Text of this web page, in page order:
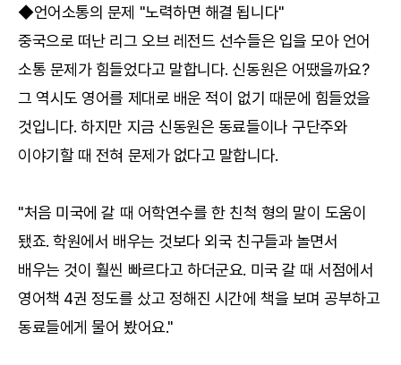
◆언어소통의 문제 "노력하면 해결 됩니다"
중국으로 떠난 리그 오브 레전드 선수들은 입을 모아 언어
소통 문제가 힘들었다고 말합니다. 신동원은 어땠을까요?
그 역시도 영어를 제대로 배운 적이 없기 때문에 힘들었을
것입니다. 하지만 지금 신동원은 동료들이나 구단주와
이야기할 때 전혀 문제가 없다고 말합니다.
"처음 미국에 갈 때 어학연수를 한 친척 형의 말이 도움이
됐죠. 학원에서 배우는 것보다 외국 친구들과 놀면서
배우는 것이 훨씬 빠르다고 하더군요. 미국 갈 때 서점에서
영어책 4권 정도를 샀고 정해진 시간에 책을 보며 공부하고
동료들에게 물어 봤어요."